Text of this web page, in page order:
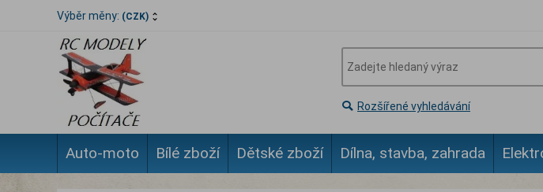
Výběr měny: (CZK)
Rozšířené vyhledávání
Auto-moto Bílé zboží Dětské zboží Dílna, stavba, zahrada